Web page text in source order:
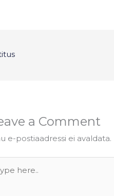
a Comment
e-postiaadressi ei avaldata.